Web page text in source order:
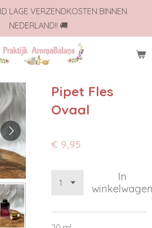
LAGE VERZENDKOSTEN BINNEN
NEDERLAND!! 🚚
Pipet Fles
Ovaal
€ 9,95
In